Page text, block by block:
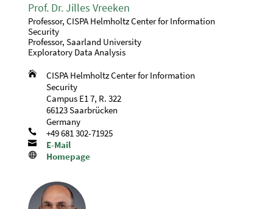
Prof. Dr. Jilles Vreeken
Professor, CISPA Helmholtz Center for Information
Security
Professor, Saarland University
Exploratory Data Analysis

CISPA Helmholtz Center for Information
Security
Campus E1 7, R. 322
66123 Saarbrücken
Germany
 +49 681 302-71925
 E-Mail
 Homepage